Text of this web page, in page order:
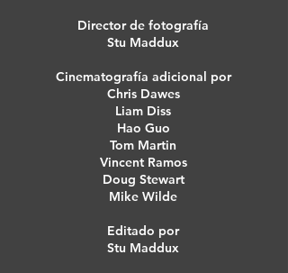
Director de fotografía
Stu Maddux
Cinematografía adicional por
Chris Dawes
Liam Diss
Hao Guo
Tom Martin
Vincent Ramos
Doug Stewart
Mike Wilde
Editado por
Stu Maddux